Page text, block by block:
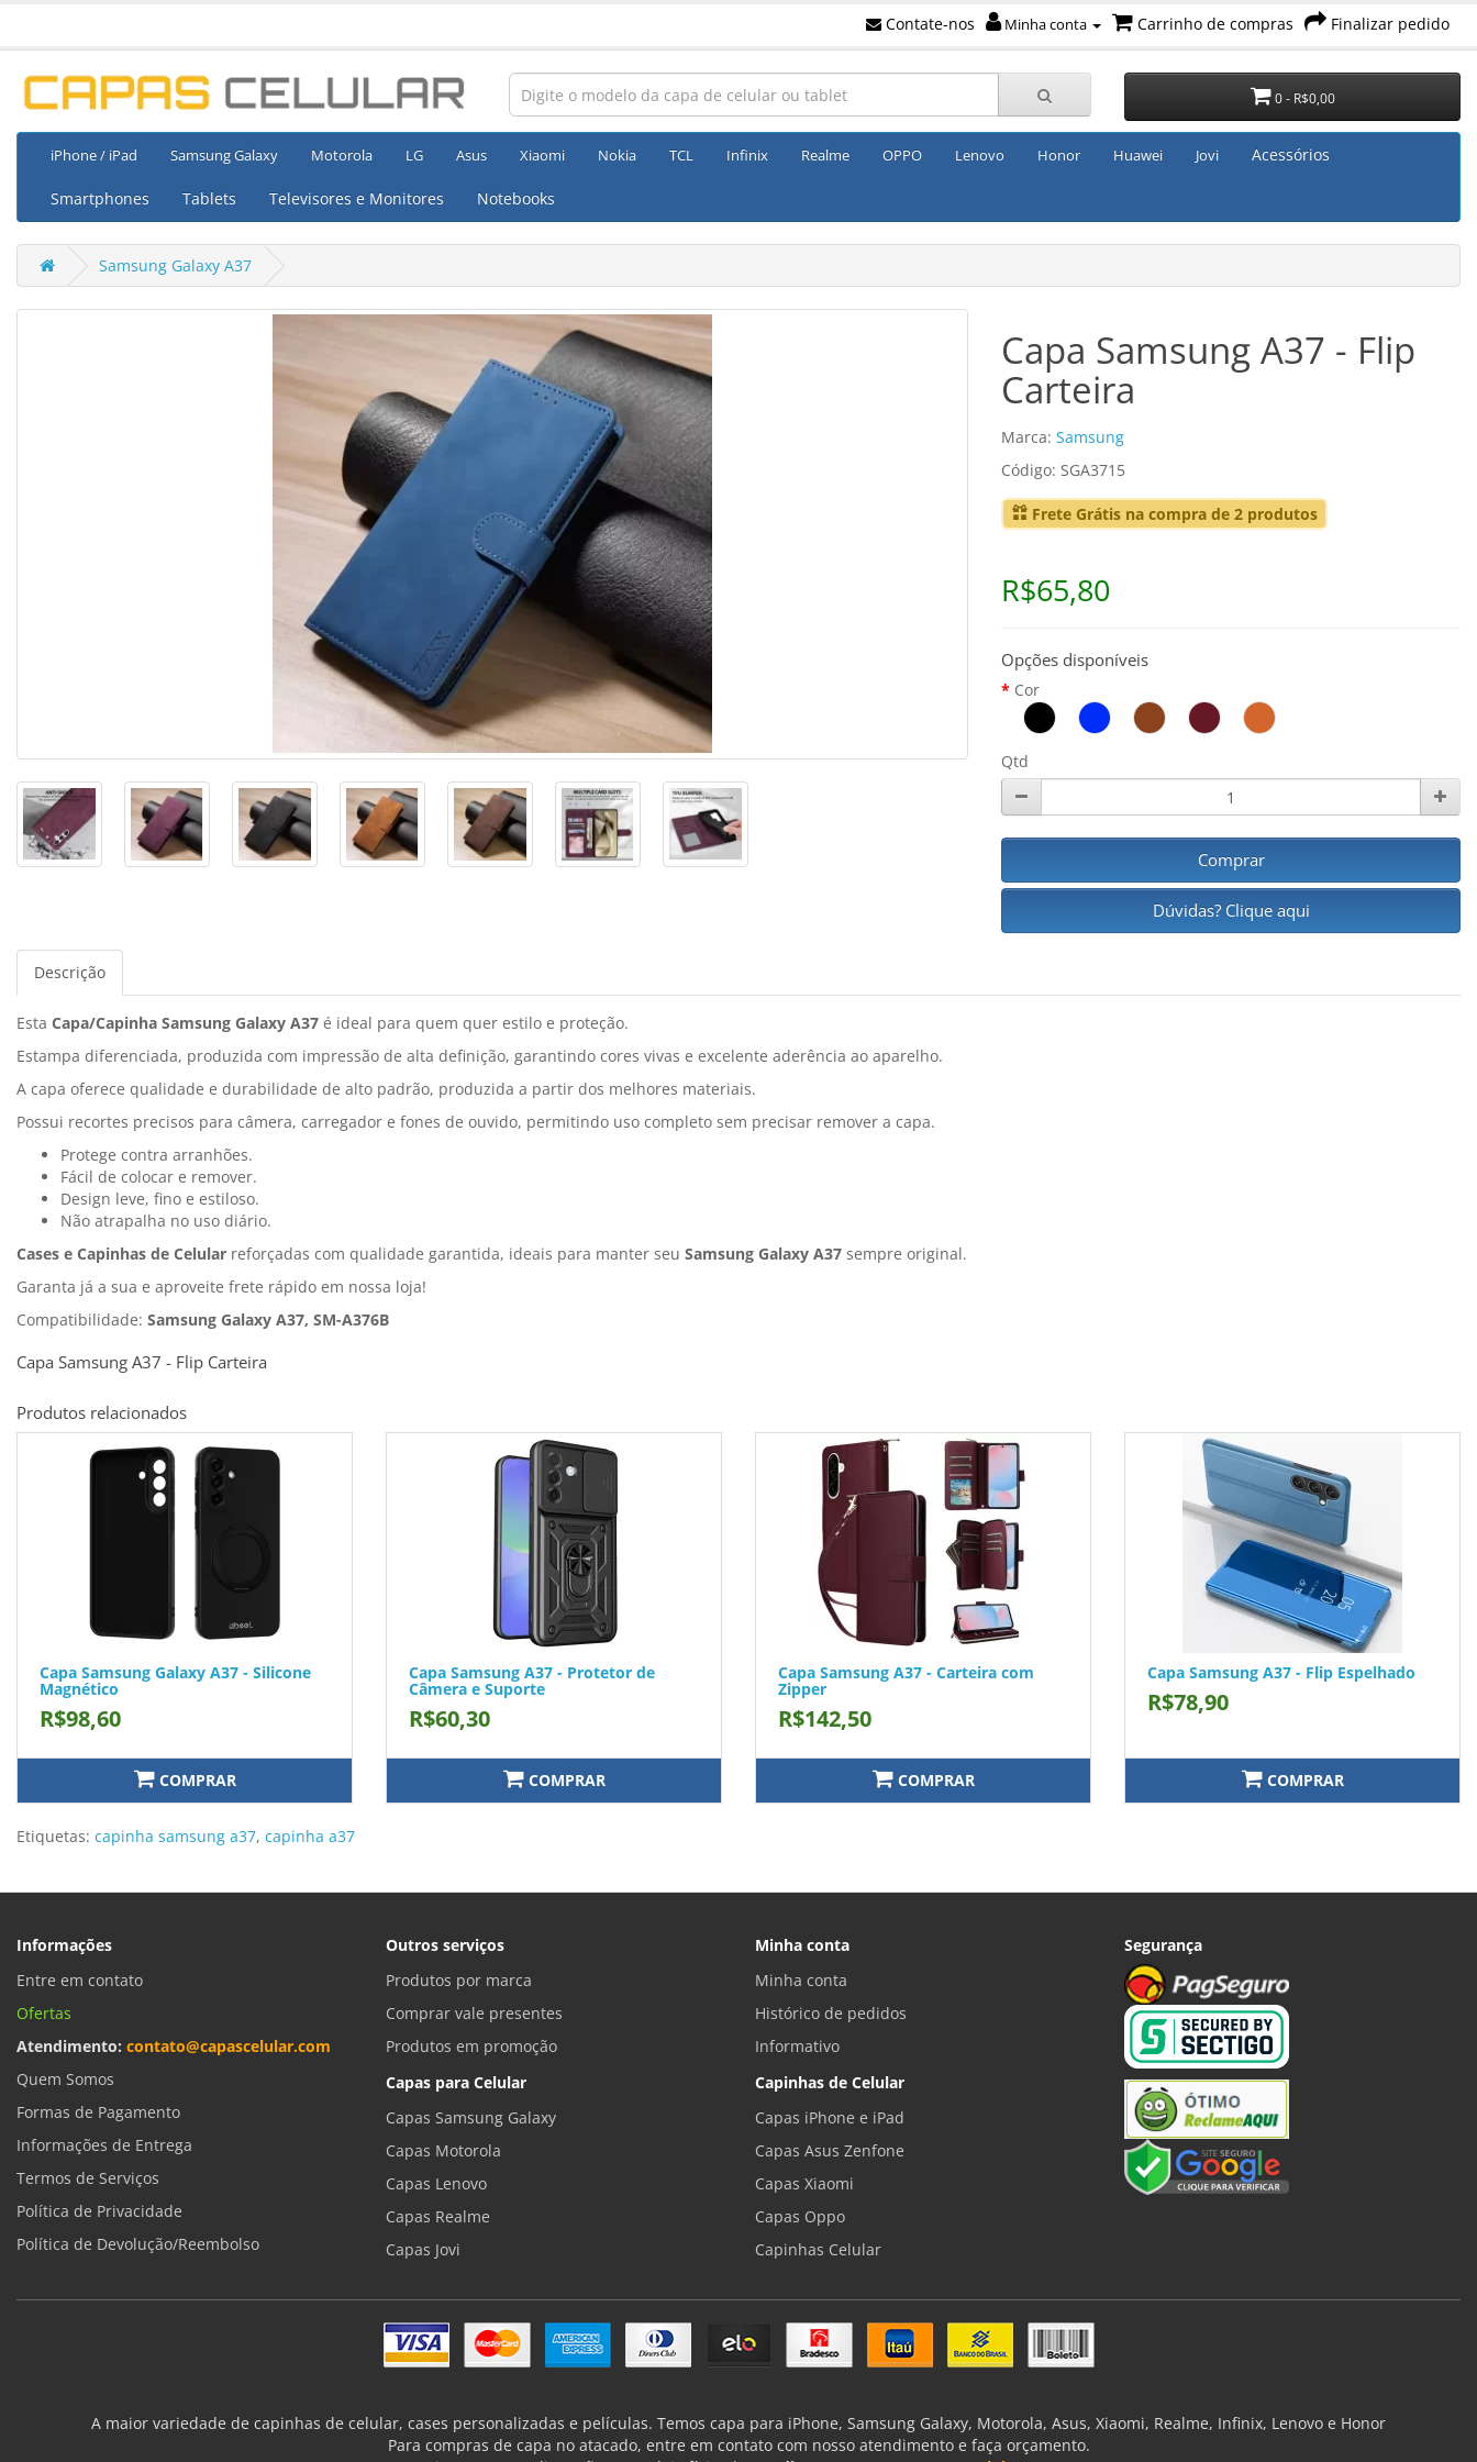
Contate-nos Minha conta Carrinho de compras Finalizar pedido
0 - R$0,00
iPhone / iPad Samsung Galaxy Motorola LG Asus Xiaomi Nokia TCL Infinix Realme OPPO Lenovo Honor Huawei Jovi Acessórios
Smartphones Tablets Televisores e Monitores Notebooks
Samsung Galaxy A37
Capa Samsung A37 - Flip
Carteira
Marca: Samsung
Código: SGA3715
Frete Grátis na compra de 2 produtos
R$65,80
Opções disponíveis
Cor
Qtd
Comprar
Dúvidas? Clique aqui
Descrição
Esta Capa/Capinha Samsung Galaxy A37 é ideal para quem quer estilo e proteção.
Estampa diferenciada, produzida com impressão de alta definição, garantindo cores vivas e excelente aderência ao aparelho.
A capa oferece qualidade e durabilidade de alto padrão, produzida a partir dos melhores materiais.
Possui recortes precisos para câmera, carregador e fones de ouvido, permitindo uso completo sem precisar remover a capa.
Protege contra arranhões.
Fácil de colocar e remover.
Design leve, fino e estiloso.
Não atrapalha no uso diário.
Cases e Capinhas de Celular reforçadas com qualidade garantida, ideais para manter seu Samsung Galaxy A37 sempre original.
Garanta já a sua e aproveite frete rápido em nossa loja!
Compatibilidade: Samsung Galaxy A37, SM-A376B
Capa Samsung A37 - Flip Carteira
Produtos relacionados
Capa Samsung Galaxy A37 - Silicone
Magnético
R$98,60
COMPRAR
Capa Samsung A37 - Protetor de
Câmera e Suporte
R$60,30
COMPRAR
Capa Samsung A37 - Carteira com
Zipper
R$142,50
COMPRAR
Capa Samsung A37 - Flip Espelhado
R$78,90
COMPRAR
Etiquetas: capinha samsung a37, capinha a37
Informações
Entre em contato
Ofertas
Atendimento: contato@capascelular.com
Quem Somos
Formas de Pagamento
Informações de Entrega
Termos de Serviços
Política de Privacidade
Política de Devolução/Reembolso
Outros serviços
Produtos por marca
Comprar vale presentes
Produtos em promoção
Capas para Celular
Capas Samsung Galaxy
Capas Motorola
Capas Lenovo
Capas Realme
Capas Jovi
Minha conta
Minha conta
Histórico de pedidos
Informativo
Capinhas de Celular
Capas iPhone e iPad
Capas Asus Zenfone
Capas Xiaomi
Capas Oppo
Capinhas Celular
Segurança
A maior variedade de capinhas de celular, cases personalizadas e películas. Temos capa para iPhone, Samsung Galaxy, Motorola, Asus, Xiaomi, Realme, Infinix, Lenovo e Honor
Para compras de capa no atacado, entre em contato com nosso atendimento e faça orçamento.